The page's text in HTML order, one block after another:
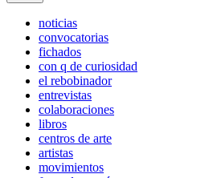
noticias
convocatorias
fichados
con q de curiosidad
el rebobinador
entrevistas
colaboraciones
libros
centros de arte
artistas
movimientos